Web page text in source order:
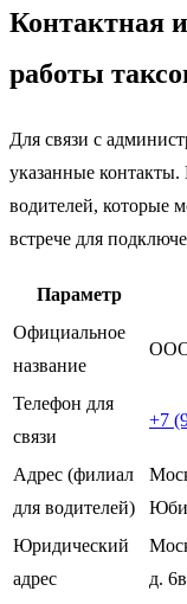
Контактная
работы
Для связи с
указанные контакты.
водителей, которые
встрече для
Параметр
Официальное
название
Телефон для
связи
+7
Адрес (филиал
для водителей)
Юридический
адрес
д.